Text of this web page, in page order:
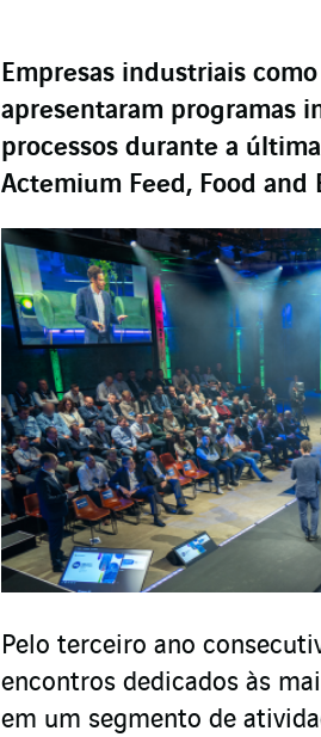
Empresas industriais
apresentaram programas
processos durante a
Actemium Feed, Food and
Pelo terceiro ano
encontros dedicados às
em um segmento de